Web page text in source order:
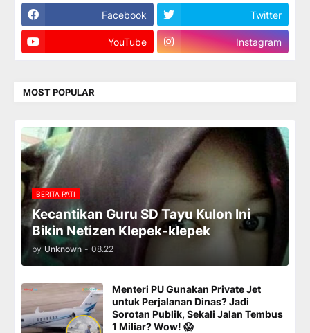
Facebook Twitter
YouTube Instagram
MOST POPULAR
BERITA PATI
Kecantikan Guru SD Tayu Kulon Ini
Bikin Netizen Klepek-klepek
by Unknown - 08.22
Menteri PU Gunakan Private Jet
untuk Perjalanan Dinas? Jadi
Sorotan Publik, Sekali Jalan Tembus
1 Miliar? Wow! 😱